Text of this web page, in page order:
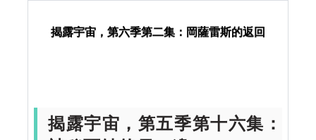
揭露宇宙，第六季第二集：岡薩雷斯的返回
揭露宇宙，第五季第十六集：